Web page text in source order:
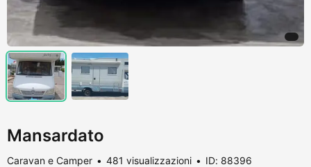
Mansardato
Caravan e Camper 481 visualizzazioni ID: 88396